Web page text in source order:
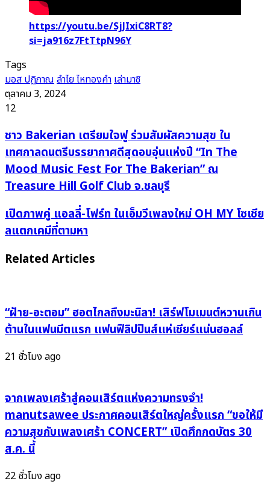
https://youtu.be/SjJIxiC8RT8?
si=ja916z7FtTtpN96Y
Tags
มอส ปฏิภาณลำไย ไหทองคำเล่ามาซิ
ตุลาคม 3, 2024
12
ชาว
Bakerian
เตรียม
ใจฟู
ร่วม
สัมผัส
ความ
สุข
เทศกาล
ดี
สุด
อบอุ่น
แห่ง
The
Music
Fest
For
Bakerian”
ชาว Bakerian เตรียมใจฟู ร่วมสัมผัสความสุข ใน
เทศกาลดนตรีบรรยากาศดีสุดอบอุ่นแห่งปี “In The
Mood Music Fest For The Bakerian” ณ
Treasure Hill Golf Club จ.ชลบุรี
เปิด
ภาพ
แอ
เอ็ม
วี
ใหม่
โซ
เชีย
ล
แตก
เคมี
ที่
เปิดภาพคู่ แอลลี่-โฟร์ท ในเอ็มวีเพลงใหม่ OH MY โซเชีย
ลแตกเคมีที่ตามหา
Related Articles
“ฝ้าย-อะตอม” ฮอตไกลถึงมะนิลา! เสิร์ฟโมเมนต์หวานเกิน
ต้านในแฟนมีตแรก แฟนฟิลิปปินส์แห่เชียร์แน่นฮอลล์
21 ชั่วโมง ago
จากเพลงเศร้าสู่คอนเสิร์ตแห่งความทรงจำ!
manutsawee ประกาศคอนเสิร์ตใหญ่ครั้งแรก “ขอให้มี
ความสุขกับเพลงเศร้า CONCERT” เปิดศึกกดบัตร 30
ส.ค. นี้
22 ชั่วโมง ago